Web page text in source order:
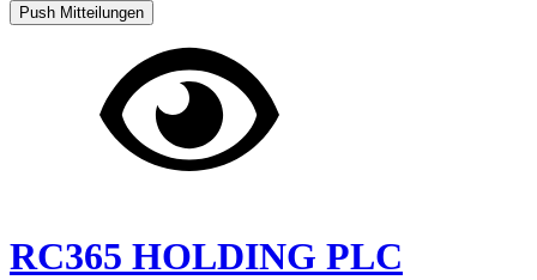
Push Mitteilungen
RC365 HOLDING PLC